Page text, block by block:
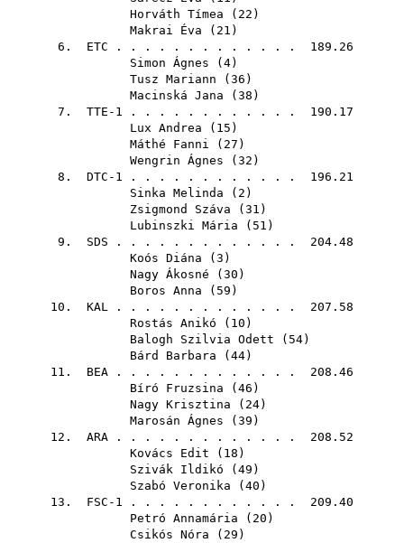
Horváth Tímea ( 22 )
Makrai Éva ( 21 )
6. ETC . . . . . . . . . . . . . 189.26
Simon Ágnes ( 4)
Tusz Mariann ( 36 )
Macinská Jana ( 38 )
7. TTE-1 . . . . . . . . . . . . 190.17
Lux Andrea ( 15 )
Máthé Fanni ( 27 )
Wengrin Ágnes ( 32 )
8. DTC-1 . . . . . . . . . . . . 196.21
Sinka Melinda ( 2 )
Zsigmond Száva ( 31 )
Lubinszki Mária ( 51 )
9. SDS . . . . . . . . . . . . . 204.48
Koós Diána ( 3 )
Nagy Ákosné ( 30 )
Boros Anna ( 59 )
10. KAL . . . . . . . . . . . . . 207.58
Rostás Anikó ( 10 )
Balogh Szilvia Odett ( 54)
Bárd Barbara ( 44)
11. BEA . . . . . . . . . . . . . 208.46
Bíró Fruzsina ( 46 )
Nagy Krisztina ( 24)
Marosán Ágnes ( 39 )
12. ARA . . . . . . . . . . . . . 208.52
Kovács Edit ( 18 )
Szivák Ildikó ( 49 )
Szabó Veronika ( 40 )
13. FSC-1 . . . . . . . . . . . . 209.40
Petró Annamária ( 20 )
Csikós Nóra ( 29 )